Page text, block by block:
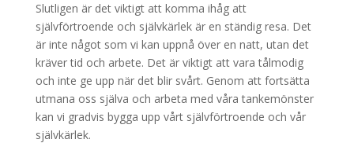
Slutligen är det viktigt att komma ihåg att
självförtroende och självkärlek är en ständig resa. Det
är inte något som vi kan uppnå över en natt, utan det
kräver tid och arbete. Det är viktigt att vara tålmodig
och inte ge upp när det blir svårt. Genom att fortsätta
utmana oss själva och arbeta med våra tankemönster
kan vi gradvis bygga upp vårt självförtroende och vår
självkärlek.